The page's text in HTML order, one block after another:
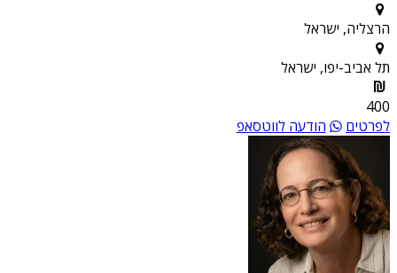
הרצליה, ישראל
תל אביב-יפו, ישראל
400
לפרטים
הודעה לווטסאפ